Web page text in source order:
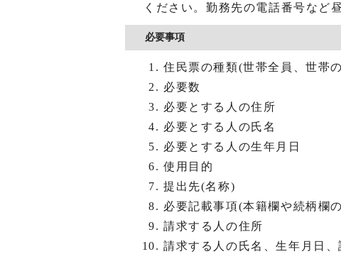
ください。勤務先の電話番号など
必要事項
住民票の種類(世帯全員、世帯
必要数
必要とする人の住所
必要とする人の氏名
必要とする人の生年月日
使用目的
提出先(名称)
必要記載事項(本籍欄や続柄欄
請求する人の住所
請求する人の氏名、生年月日、